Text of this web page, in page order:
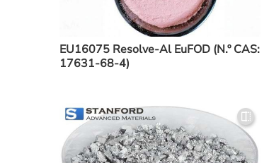
EU16075 Resolve-Al EuFOD (N.º CAS:
17631-68-4)